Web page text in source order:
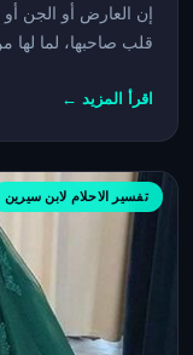
إن العارض أو الجن
قلب صاحبها، لما
اقرأ المزيد ←
تفسير الاحلام لابن سيرين